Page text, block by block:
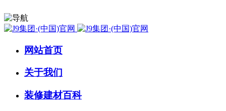
网站首页
关于我们
装修建材百科